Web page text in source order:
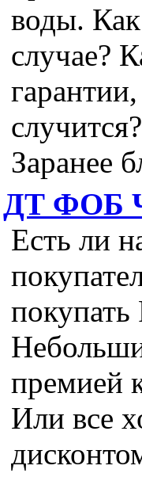
воды.
случае?
Заранее
ДТ ФОБ
Есть ли
покупать
премией
Или все